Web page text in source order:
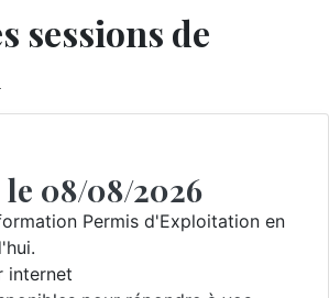
sessions de
08/08/2026
Permis d'Exploitation en
internet